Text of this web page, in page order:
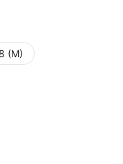
(M)